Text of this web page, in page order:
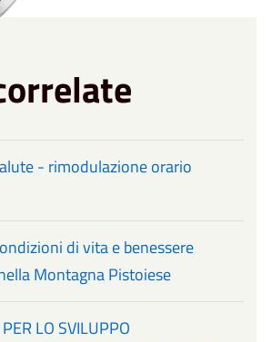
- rimodulazione orario
di vita e benessere
Montagna Pistoiese
LO SVILUPPO